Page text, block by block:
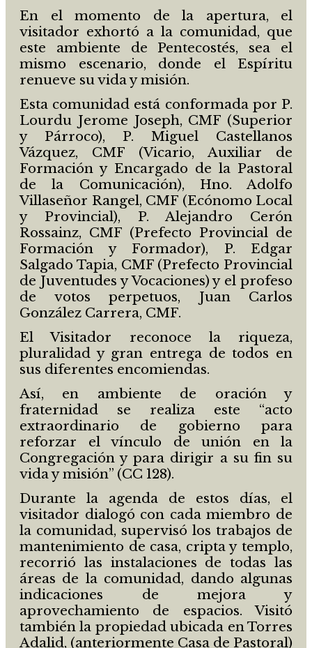
En el momento de la apertura, el
visitador exhortó a la comunidad, que
este ambiente de Pentecostés, sea el
mismo escenario, donde el Espíritu
renueve su vida y misión.
Esta comunidad está conformada por P.
Lourdu Jerome Joseph, CMF (Superior
y Párroco), P. Miguel Castellanos
Vázquez, CMF (Vicario, Auxiliar de
Formación y Encargado de la Pastoral
de la Comunicación), Hno. Adolfo
Villaseñor Rangel, CMF (Ecónomo Local
y Provincial), P. Alejandro Cerón
Rossainz, CMF (Prefecto Provincial de
Formación y Formador), P. Edgar
Salgado Tapia, CMF (Prefecto Provincial
de Juventudes y Vocaciones) y el profeso
de votos perpetuos, Juan Carlos
González Carrera, CMF.
El Visitador reconoce la riqueza,
pluralidad y gran entrega de todos en
sus diferentes encomiendas.
Así, en ambiente de oración y
fraternidad se realiza este “acto
extraordinario de gobierno para
reforzar el vínculo de unión en la
Congregación y para dirigir a su fin su
vida y misión” (CC 128).
Durante la agenda de estos días, el
visitador dialogó con cada miembro de
la comunidad, supervisó los trabajos de
mantenimiento de casa, cripta y templo,
recorrió las instalaciones de todas las
áreas de la comunidad, dando algunas
indicaciones de mejora y
aprovechamiento de espacios. Visitó
también la propiedad ubicada en Torres
Adalid, (anteriormente Casa de Pastoral)